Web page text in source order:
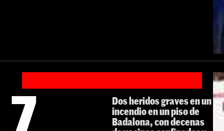
7
Dos heridos graves en un
incendio en un piso de
Badalona, con decenas